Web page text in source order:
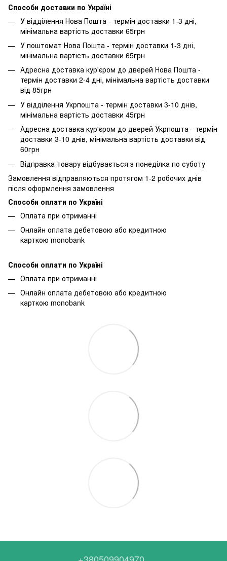
Способи доставки по Україні
У відділення Нова Пошта - термін доставки 1-3 дні,
мінімальна вартість доставки 65грн
У поштомат Нова Пошта - термін доставки 1-3 дні,
мінімальна вартість доставки 65грн
Адресна доставка кур'єром до дверей Нова Пошта -
термін доставки 2-4 дні, мінімальна вартість доставки
від 85грн
У відділення Укрпошта - термін доставки 3-10 днів,
мінімальна вартість доставки 45грн
Адресна доставка кур'єром до дверей Укрпошта - термін
доставки 3-10 днів, мінімальна вартість доставки від
60грн
Відправка товару відбувається з понеділка по суботу
Замовлення відправляються протягом 1-2 робочих днів
після оформлення замовлення
Способи оплати по Україні
Оплата при отриманні
Онлайн оплата дебетовою або кредитною
карткою monobank
Способи оплати по Україні
Оплата при отриманні
Онлайн оплата дебетовою або кредитною
карткою monobank